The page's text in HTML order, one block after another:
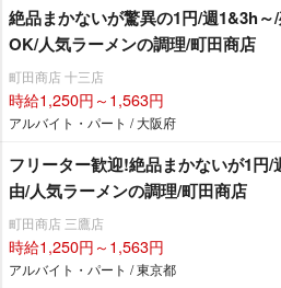
絶品まかないが驚異の1円/週1&3h
OK/人気ラーメンの調理/町田商店
町田商店 十三店
時給1,250円～1,563円
アルバイト・パート / 大阪府
フリーター歓迎!絶品まかないが1円
由/人気ラーメンの調理/町田商店
町田商店 三鷹店
時給1,250円～1,563円
アルバイト・パート / 東京都